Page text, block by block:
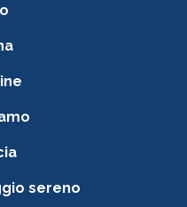
sereno